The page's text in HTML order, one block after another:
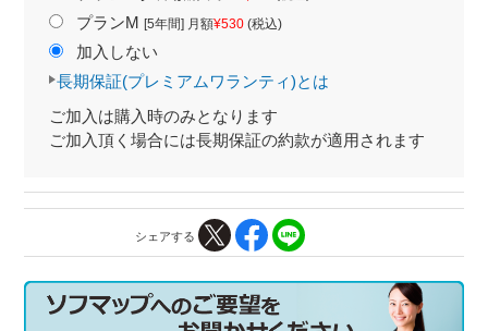
プランM [5年間] 月額¥530(税込)
加入しない
長期保証(プレミアムワランティ)とは
ご加入は購入時のみとなります
ご加入頂く場合には長期保証の約款が適用されます
シェアする